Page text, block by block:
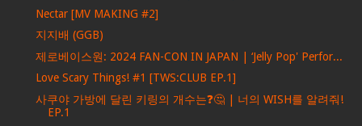
Nectar [MV MAKING #2]
지지배 (GGB)
제로베이스원: 2024 FAN-CON IN JAPAN | ‘Jelly Pop' Perfor...
Love Scary Things! #1 [TWS:CLUB EP.1]
사쿠야 가방에 달린 키링의 개수는❓🤔 | 너의 WISH를 알려줘!
EP.1